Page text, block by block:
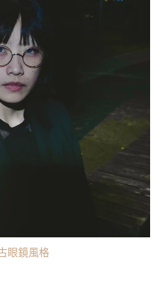
眼鏡風格